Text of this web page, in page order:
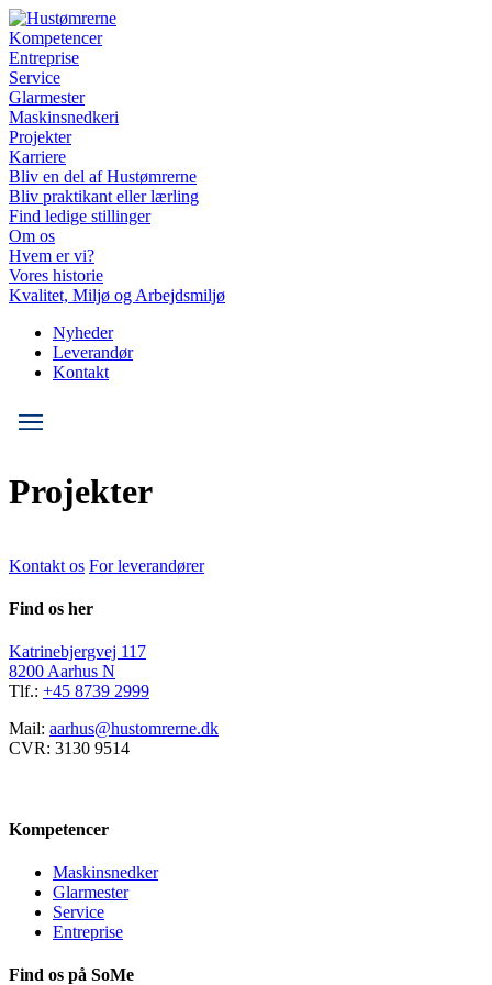
Kompetencer
Entreprise
Service
Glarmester
Maskinsnedkeri
Projekter
Karriere
Bliv en del af Hustømrerne
Bliv praktikant eller lærling
Find ledige stillinger
Om os
Hvem er vi?
Vores historie
Kvalitet, Miljø og Arbejdsmiljø
Nyheder
Leverandør
Kontakt
Projekter
Kontakt os For leverandører
Find os her
Katrinebjergvej 117
8200 Aarhus N
Tlf.: +45 8739 2999
Mail: aarhus@hustomrerne.dk
CVR: 3130 9514
Kompetencer
Maskinsnedker
Glarmester
Service
Entreprise
Find os på SoMe